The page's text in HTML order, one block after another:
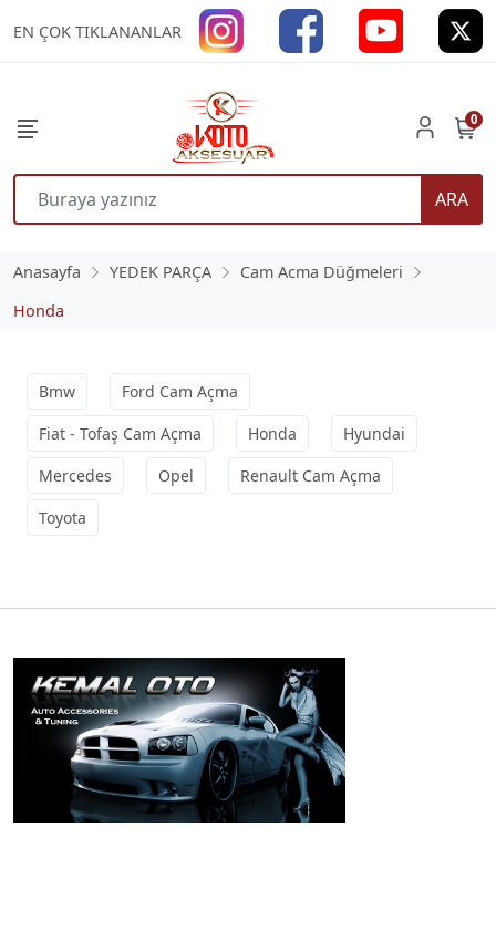
EN ÇOK TIKLANANLAR
ARA
0
Anasayfa YEDEK PARÇA
Cam Acma Düğmeleri
Honda
Bmw
Ford Cam Açma
Fiat - Tofaş Cam Açma
Honda
Hyundai
Mercedes
Opel
Renault Cam Açma
Toyota